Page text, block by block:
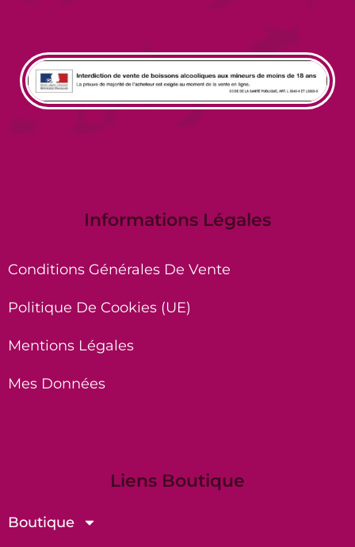
Informations Légales
Conditions Générales De Vente
Politique De Cookies (UE)
Mentions Légales
Mes Données
Liens Boutique
Boutique